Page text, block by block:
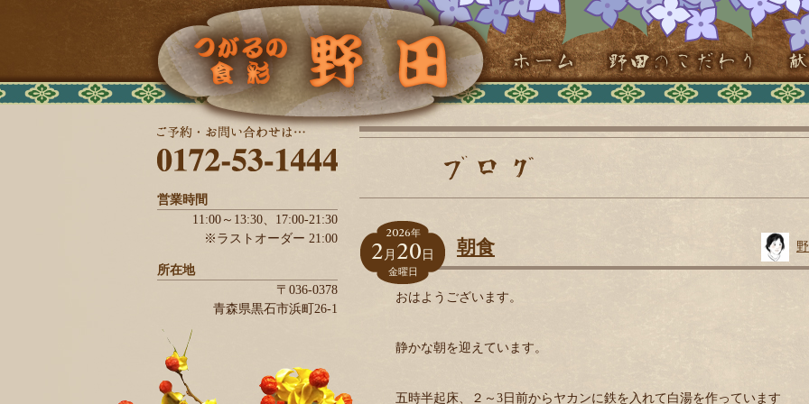
営業時間
11:00～13:30、 17:00-21:30
※ラストオーダー 21:00
所在地
〒036-0378
青森県黒石市浜町26-1
2026年
2 月 20 日
金曜日
朝食
おはようございます。
静かな朝を迎えています。
五時半起床、２～3日前からヤカンに鉄を入れて白湯を作っています